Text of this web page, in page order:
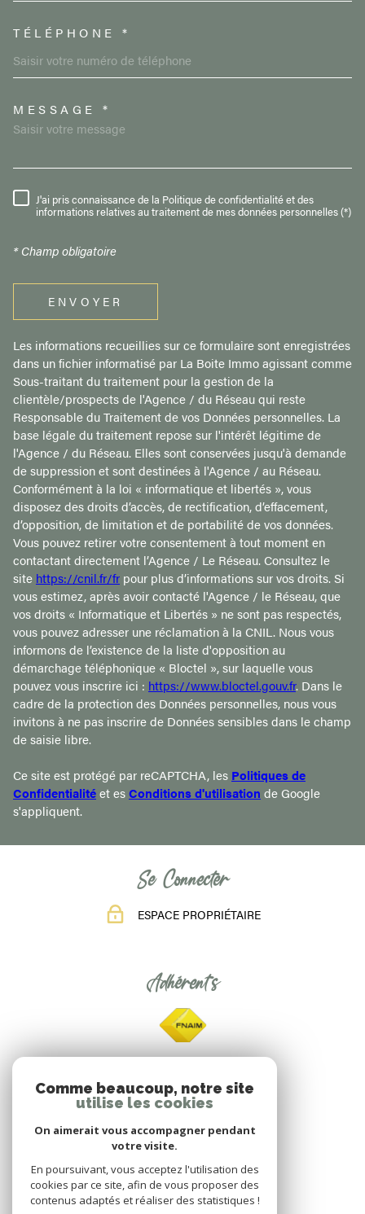
TÉLÉPHONE *
MESSAGE *
RÈGLEMENTATION
J'ai pris connaissance de la Politique de confidentialité et des
informations relatives au traitement de mes données personnelles (*)
* Champ obligatoire
ENVOYER
Les informations recueillies sur ce formulaire sont enregistrées
dans un fichier informatisé par La Boite Immo agissant comme
Sous-traitant du traitement pour la gestion de la
clientèle/prospects de l'Agence / du Réseau qui reste
Responsable du Traitement de vos Données personnelles. La
base légale du traitement repose sur l'intérêt légitime de
l'Agence / du Réseau. Elles sont conservées jusqu'à demande
de suppression et sont destinées à l'Agence / au Réseau.
Conformément à la loi « informatique et libertés », vous
disposez des droits d’accès, de rectification, d’effacement,
d’opposition, de limitation et de portabilité de vos données.
Vous pouvez retirer votre consentement à tout moment en
contactant directement l’Agence / Le Réseau. Consultez le
site https://cnil.fr/fr pour plus d’informations sur vos droits. Si
vous estimez, après avoir contacté l'Agence / le Réseau, que
vos droits « Informatique et Libertés » ne sont pas respectés,
vous pouvez adresser une réclamation à la CNIL. Nous vous
informons de l’existence de la liste d'opposition au
démarchage téléphonique « Bloctel », sur laquelle vous
pouvez vous inscrire ici : https://www.bloctel.gouv.fr. Dans le
cadre de la protection des Données personnelles, nous vous
invitons à ne pas inscrire de Données sensibles dans le champ
de saisie libre.
Ce site est protégé par reCAPTCHA, les Politiques de
Confidentialitéet esConditions d'utilisation de Google
s'appliquent.
Se Connecter
ESPACE PROPRIÉTAIRE
Adhérents
Comme beaucoup, notre site
utilise les cookies
On aimerait vous accompagner pendant
votre visite.
En poursuivant, vous acceptez l'utilisation des
cookies par ce site, afin de vous proposer des
contenus adaptés et réaliser des statistiques !